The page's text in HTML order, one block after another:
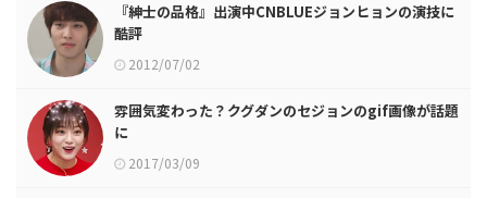
『紳士の品格』出演中CNBLUEジョンヒョンの演技に
酷評
2012/07/02
雰囲気変わった？クグダンのセジョンのgif画像が話題
に
2017/03/09